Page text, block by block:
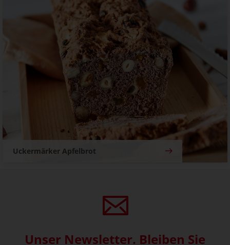
Uckermärker Apfelbrot
Unser Newsletter. Bleiben Sie